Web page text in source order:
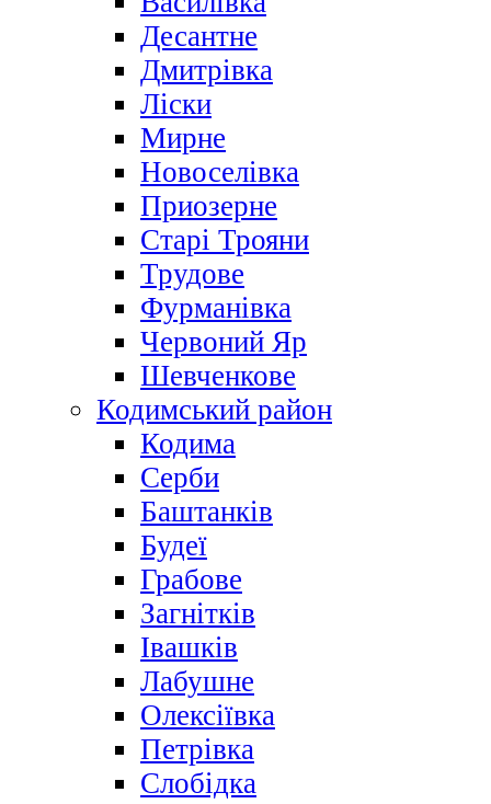
Десантне
Дмитрівка
Ліски
Мирне
Новоселівка
Приозерне
Старі Трояни
Трудове
Фурманівка
Червоний Яр
Шевченкове
Кодимський район
Кодима
Серби
Баштанків
Будеї
Грабове
Загнітків
Івашків
Лабушне
Олексіївка
Петрівка
Слобідка